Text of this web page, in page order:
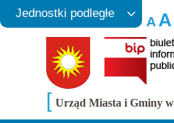
AA
Jednostki podległe
[ Urząd Miasta i Gminy